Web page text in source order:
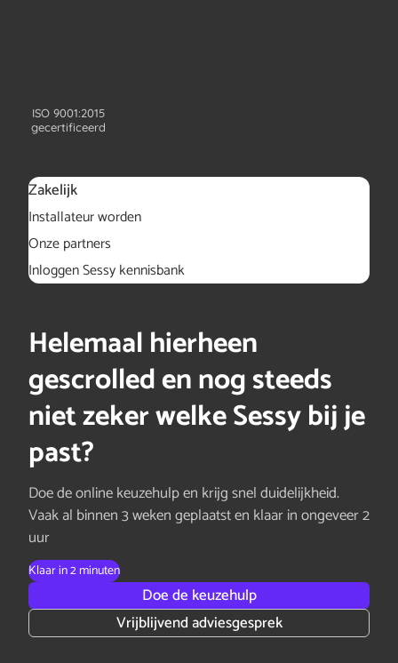
ISO 9001:2015
gecertificeerd
Zakelijk
Installateur worden
Onze partners
Inloggen Sessy kennisbank
Helemaal hierheen
gescrolled en nog steeds
niet zeker welke Sessy bij je
past?
Doe de online keuzehulp en krijg snel duidelijkheid.
Vaak al binnen 3 weken geplaatst en klaar in ongeveer 2
uur
Klaar in 2 minuten
Doe de keuzehulp
Vrijblijvend adviesgesprek